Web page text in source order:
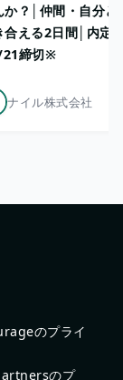
か？│仲間・自分と
合える2日間│内定
締切※
ナイル株式会社
のプライ
のプ